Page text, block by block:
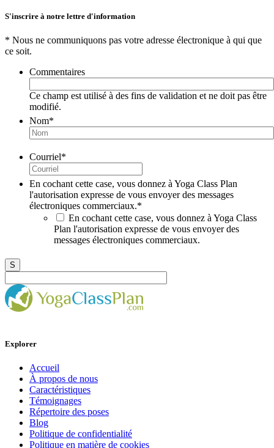
S'inscrire à notre lettre d'information
* Nous ne communiquons pas votre adresse électronique à qui que
ce soit.
Commentaires
Ce champ est utilisé à des fins de validation et ne doit pas être
modifié.
Nom*
Courriel*
En cochant cette case, vous donnez à Yoga Class Plan
l'autorisation expresse de vous envoyer des messages
électroniques commerciaux.*
En cochant cette case, vous donnez à Yoga Class
Plan l'autorisation expresse de vous envoyer des
messages électroniques commerciaux.
Explorer
Accueil
À propos de nous
Caractéristiques
Témoignages
Répertoire des poses
Blog
Politique de confidentialité
Politique en matière de cookies